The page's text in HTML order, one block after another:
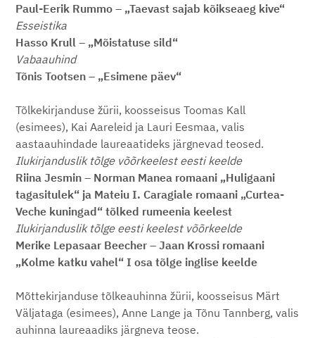
Paul-Eerik Rummo – „Taevast sajab kõikseaeg kive“
Esseistika
Hasso Krull – „Mõistatuse sild“
Vabaauhind
Tõnis Tootsen – „Esimene päev“
Tõlkekirjanduse žürii, koosseisus Toomas Kall
(esimees), Kai Aareleid ja Lauri Eesmaa, valis
aastaauhindade laureaatideks järgnevad teosed.
Ilukirjanduslik tõlge võõrkeelest eesti keelde
Riina Jesmin – Norman Manea romaani „Huligaani
tagasitulek“ ja Mateiu I. Caragiale romaani „Curtea-
Veche kuningad“ tõlked rumeenia keelest
Ilukirjanduslik tõlge eesti keelest võõrkeelde
Merike Lepasaar Beecher – Jaan Krossi romaani
„Kolme katku vahel“ I osa tõlge inglise keelde
Mõttekirjanduse tõlkeauhinna žürii, koosseisus Märt
Väljataga (esimees), Anne Lange ja Tõnu Tannberg, valis
auhinna laureaadiks järgneva teose.